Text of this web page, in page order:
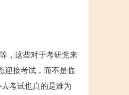
，这些对于考研党来
迎接考试，而不是临
考试也真的是难为